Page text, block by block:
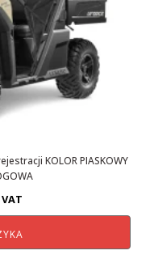
KOLOR PIASKOWY